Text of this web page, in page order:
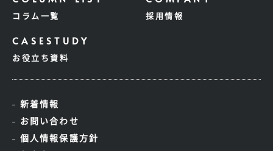
コラム一覧
お役立ち資料
採用情報
新着情報
お問い合わせ
個人情報保護方針